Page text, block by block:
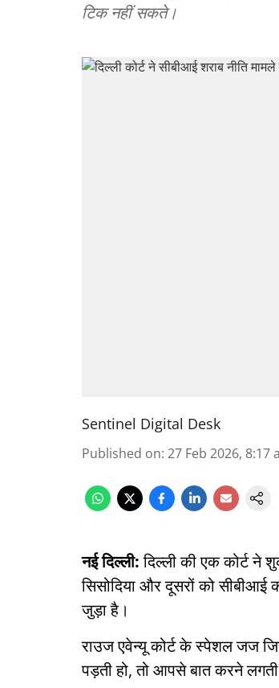
टिक नहीं सकते।
Sentinel Digital Desk
Published on: 27 Feb 2026, 8:17
नई दिल्ली:दिल्ली की एक कोर्ट ने
सिसोदिया और दूसरों को सीबीआई
जुड़ा है।
राउज एवेन्यू कोर्ट के स्पेशल जज
पड़ती हो, तो आपसे बात करने